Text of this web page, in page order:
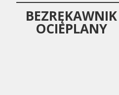
BEZRĘKAWNIK
OCIEPLANY